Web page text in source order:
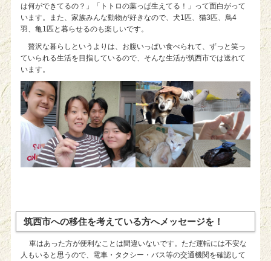
は何ができてるの？」「トトロの葉っぱ生えてる！」って面白がって
います。また、家族みんな動物が好きなので、犬1匹、猫3匹、鳥4
羽、亀1匹と暮らせるのも楽しいです。
贅沢な暮らしというよりは、お腹いっぱい食べられて、ずっと笑っ
ていられる生活を目指しているので、そんな生活が筑西市では送れて
います。
筑西市への移住を考えている方へメッセージを！
車はあった方が便利なことは間違いないです。ただ運転には不安な
人もいると思うので、電車・タクシー・バス等の交通機関を確認して